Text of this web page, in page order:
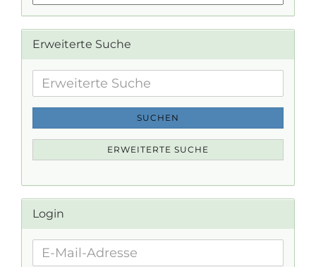
Erweiterte Suche
Erweiterte
Suche
SUCHEN
ERWEITERTE SUCHE
Login
E-